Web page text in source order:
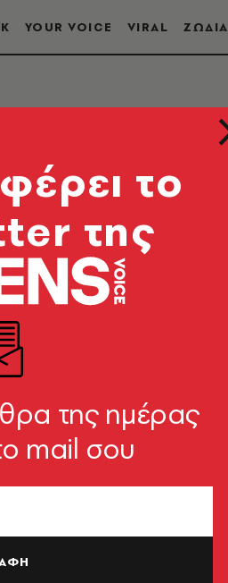
YOUR VOICE VIRAL ΖΩΔΙΑ
πίσω τον
χρώμα
στις
το
της
της ημέρας
mail σου